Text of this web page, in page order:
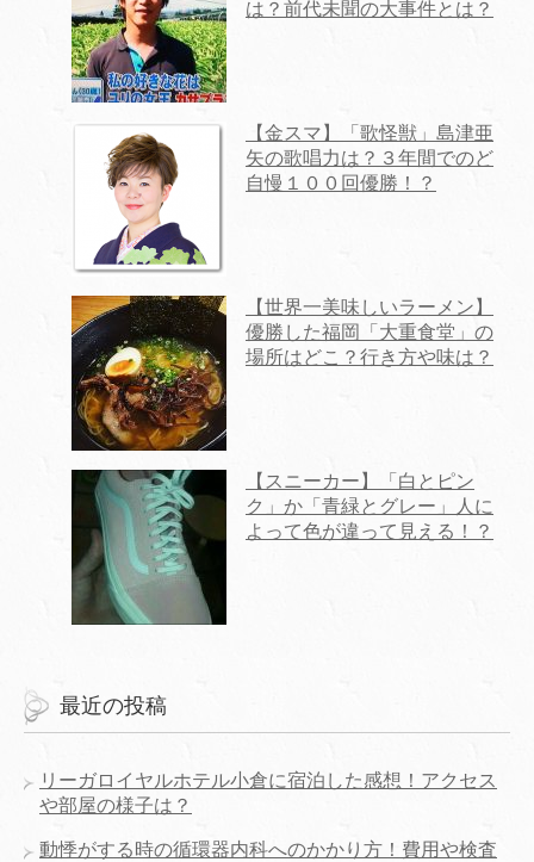
は？前代未聞の大事件とは？
【金スマ】「歌怪獣」島津亜
矢の歌唱力は？３年間でのど
自慢１００回優勝！？
【世界一美味しいラーメン】
優勝した福岡「大重食堂」の
場所はどこ？行き方や味は？
【スニーカー】「白とピン
ク」か「青緑とグレー」人に
よって色が違って見える！？
最近の投稿
リーガロイヤルホテル小倉に宿泊した感想！アクセス
や部屋の様子は？
動悸がする時の循環器内科へのかかり方！費用や検査